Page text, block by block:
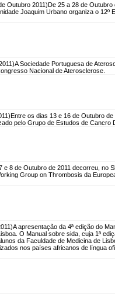
Outubro 2011)De 25 a 28 de Outubro
Joaquim Urbano organiza o 12º
A Sociedade Portuguesa de
Nacional de Aterosclerose.
Entre os dias 13 e 16 de Outubro de
pelo Grupo de Estudos de Cancro
e 8 de Outubro de 2011 decorreu, no
Group on Thrombosis da
A apresentação da 4ª edição do
O Manual sobre sida, cuja 1ª
da Faculdade de Medicina de
nos países africanos de língua